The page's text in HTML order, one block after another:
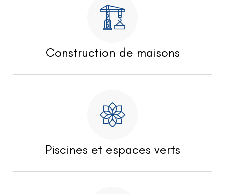
Construction de maisons
Piscines et espaces verts